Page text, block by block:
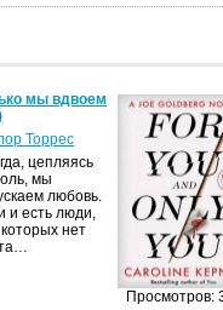
мы вдвоем
Торрес
цепляясь
мы
любовь.
и есть люди,
нет
Просмотров: